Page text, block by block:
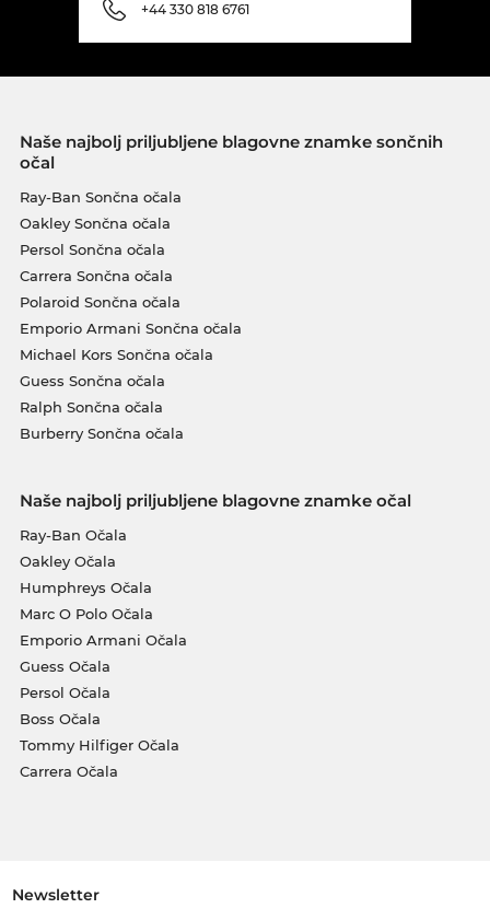
+44 330 818 6761
Naše najbolj priljubljene blagovne znamke sončnih
očal
Ray-Ban Sončna očala
Oakley Sončna očala
Persol Sončna očala
Carrera Sončna očala
Polaroid Sončna očala
Emporio Armani Sončna očala
Michael Kors Sončna očala
Guess Sončna očala
Ralph Sončna očala
Burberry Sončna očala
Naše najbolj priljubljene blagovne znamke očal
Ray-Ban Očala
Oakley Očala
Humphreys Očala
Marc O Polo Očala
Emporio Armani Očala
Guess Očala
Persol Očala
Boss Očala
Tommy Hilfiger Očala
Carrera Očala
Newsletter